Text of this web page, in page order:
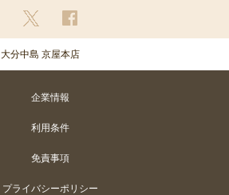
大分中島 京屋本店
企業情報
利用条件
免責事項
プライバシーポリシー